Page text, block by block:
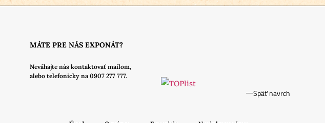
MÁTE PRE NÁS EXPONÁT?
Neváhajte nás kontaktovať mailom,
alebo telefonicky na 0907 277 777.
Späť navrch